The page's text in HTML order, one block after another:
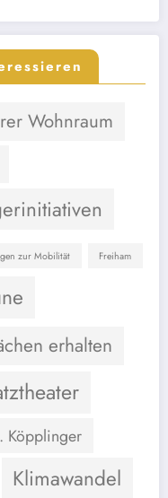
Wohnraum
zur Mobilität Freiham
erhalten
Köpplinger
Klimawandel